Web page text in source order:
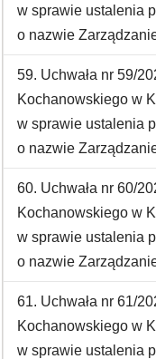
w sprawie ustalenia
o nazwie
59. Uchwała nr 59/
Kochanowskiego w
w sprawie ustalenia
o nazwie
60. Uchwała nr 60/
Kochanowskiego w
w sprawie ustalenia
o nazwie
61. Uchwała nr 61/
Kochanowskiego w
w sprawie ustalenia